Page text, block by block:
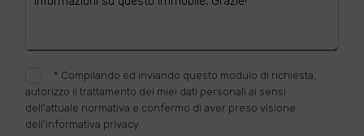
* Compilando ed inviando questo modulo di richiesta,
autorizzo il trattamento dei miei dati personali ai sensi
dell'attuale normativa e confermo di aver preso visione
dell'informativa privacy.